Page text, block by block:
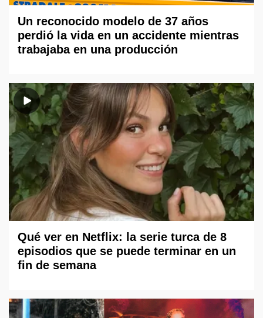
Un reconocido modelo de 37 años
perdió la vida en un accidente mientras
trabajaba en una producción
Qué ver en Netflix: la serie turca de 8
episodios que se puede terminar en un
fin de semana